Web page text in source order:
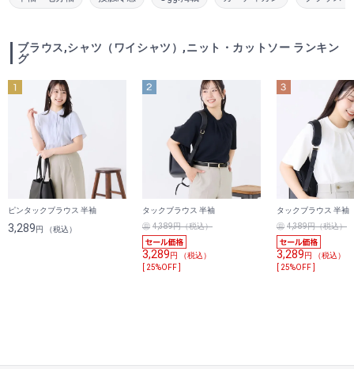
ブラウス,シャツ（ワイシャツ）,ニット・カットソー ランキン
グ
ピンタックブラウス 半袖
3,289円 （税込）
タックブラウス 半袖
4,389円（税込）
3,289円 （税込）
[ 25%OFF ]
タックブラウス 半袖
4,389円（税込）
3,289円 （税込）
[ 25%OFF ]